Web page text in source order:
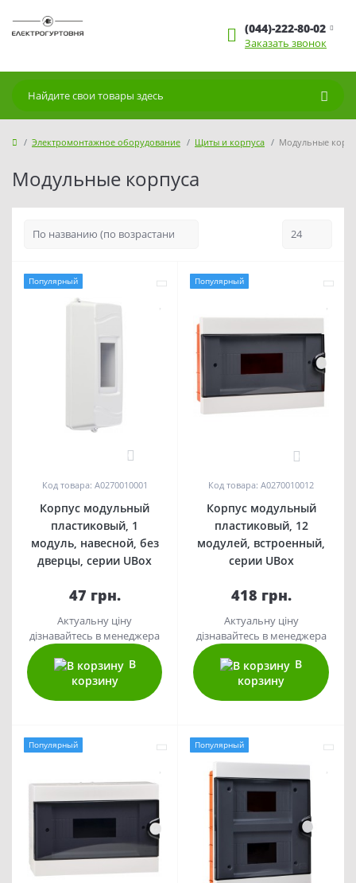
(044)-222-80-02
Заказать звонок
Электромонтажное оборудование Щиты и корпуса Модульные
Модульные корпуса
Популярный
Код товара: A0270010001
Корпус модульный
пластиковый, 1
модуль, навесной, без
дверцы, серии UBox
47 грн.
Актуальну ціну
дізнавайтесь в менеджера
В
корзину
Популярный
Код товара: A0270010012
Корпус модульный
пластиковый, 12
модулей, встроенный,
серии UBox
418 грн.
Актуальну ціну
дізнавайтесь в менеджера
В
корзину
Популярный Популярный